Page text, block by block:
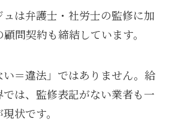
は弁護士・社労士の監修に加
問契約も締結しています。
＝違法」ではありません。給
は、監修表記がない業者も一
状です。